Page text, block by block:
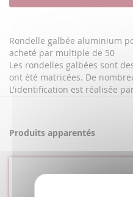
Rondelle galbée aluminium
acheté par multiple de 50
Les rondelles galbées sont
ont été matricées. De
L'identification est réalisée
Produits apparentés